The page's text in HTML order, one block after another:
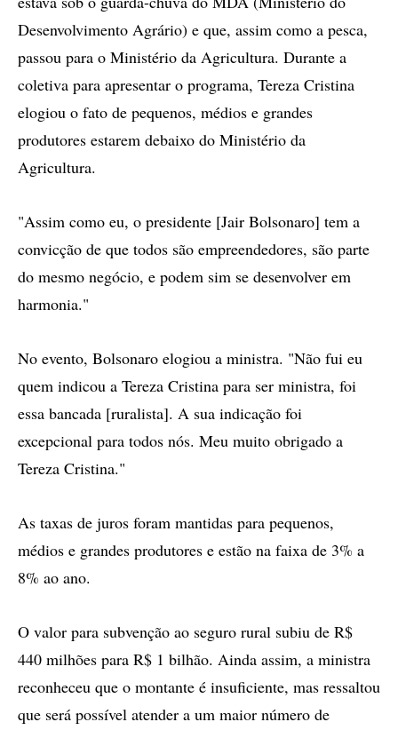
Desenvolvimento Agrário) e que, assim como a pesca,
passou para o Ministério da Agricultura. Durante a
coletiva para apresentar o programa, Tereza Cristina
elogiou o fato de pequenos, médios e grandes
produtores estarem debaixo do Ministério da
Agricultura.
"Assim como eu, o presidente [Jair Bolsonaro] tem a
convicção de que todos são empreendedores, são parte
do mesmo negócio, e podem sim se desenvolver em
harmonia."
No evento, Bolsonaro elogiou a ministra. "Não fui eu
quem indicou a Tereza Cristina para ser ministra, foi
essa bancada [ruralista]. A sua indicação foi
excepcional para todos nós. Meu muito obrigado a
Tereza Cristina."
As taxas de juros foram mantidas para pequenos,
médios e grandes produtores e estão na faixa de 3% a
8% ao ano.
O valor para subvenção ao seguro rural subiu de R$
440 milhões para R$ 1 bilhão. Ainda assim, a ministra
reconheceu que o montante é insuficiente, mas ressaltou
que será possível atender a um maior número de